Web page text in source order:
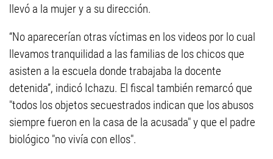
llevó a la mujer y a su dirección.
“No aparecerían otras víctimas en los videos por lo cual
llevamos tranquilidad a las familias de los chicos que
asisten a la escuela donde trabajaba la docente
detenida”, indicó Ichazu. El fiscal también remarcó que
"todos los objetos secuestrados indican que los abusos
siempre fueron en la casa de la acusada" y que el padre
biológico "no vivía con ellos".